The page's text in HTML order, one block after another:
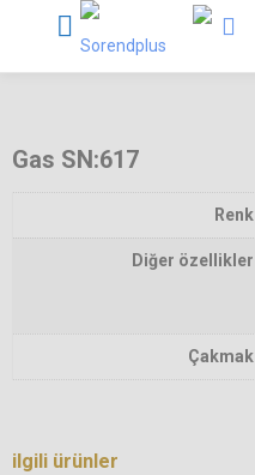
Gas SN:617
Renk
Diğer özellikler
Çakmak
ilgili ürünler